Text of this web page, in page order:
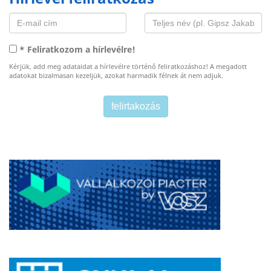
* Feliratkozom a hírlevélre!
Kérjük, add meg adataidat a hírlevélre történő feliratkozáshoz! A megadott
adatokat bizalmasan kezeljük, azokat harmadik félnek át nem adjuk.